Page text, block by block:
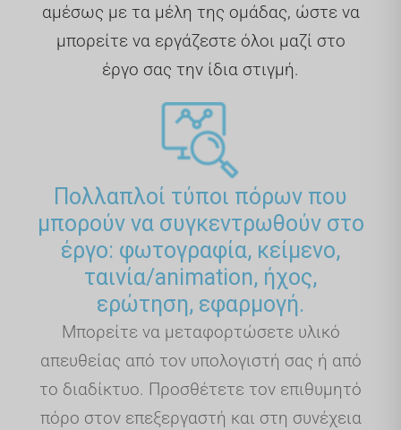
αμέσως με τα μέλη της ομάδας, ώστε να
μπορείτε να εργάζεστε όλοι μαζί στο
έργο σας την ίδια στιγμή.
Πολλαπλοί τύποι πόρων που
μπορούν να συγκεντρωθούν στο
έργο: φωτογραφία, κείμενο,
ταινία/animation, ήχος,
ερώτηση, εφαρμογή.
Μπορείτε να μεταφορτώσετε υλικό
απευθείας από τον υπολογιστή σας ή από
το διαδίκτυο. Προσθέτετε τον επιθυμητό
πόρο στον επεξεργαστή και στη συνέχεια